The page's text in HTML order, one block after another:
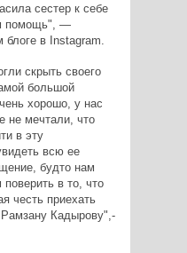
сестер к себе
помощь", —
в Instagram.
скрыть своего
большой
хорошо, у нас
не мечтали, что
в эту
всю ее
будто нам
в то, что
честь приехать
Кадырову",-